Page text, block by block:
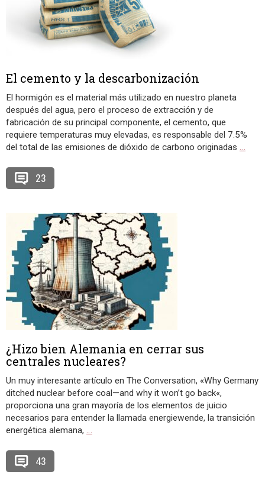
El cemento y la descarbonización
El hormigón es el material más utilizado en nuestro planeta
después del agua, pero el proceso de extracción y de
fabricación de su principal componente, el cemento, que
requiere temperaturas muy elevadas, es responsable del 7.5%
del total de las emisiones de dióxido de carbono originadas …
23
¿Hizo bien Alemania en cerrar sus
centrales nucleares?
Un muy interesante artículo en The Conversation, «Why Germany
ditched nuclear before coal—and why it won’t go back«,
proporciona una gran mayoría de los elementos de juicio
necesarios para entender la llamada energiewende, la transición
energética alemana, …
43